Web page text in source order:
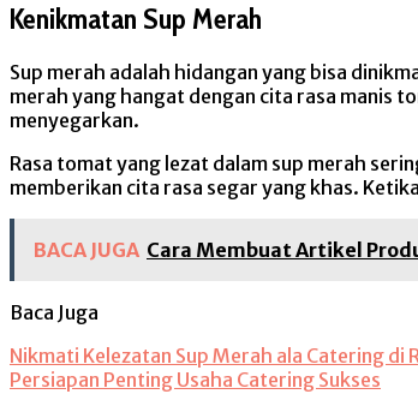
Kenikmatan Sup Merah
Sup merah adalah hidangan yang bisa
merah yang hangat dengan cita rasa manis
menyegarkan.
Rasa tomat yang lezat dalam sup merah
memberikan cita rasa segar yang khas.
BACA JUGA Cara Membuat Artikel
Baca Juga
Nikmati Kelezatan Sup Merah ala Catering di
Persiapan Penting Usaha Catering Sukses